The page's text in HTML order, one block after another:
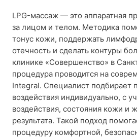
LPG-массаж — это аппаратная
за лицом и телом. Методика
тонус кожи, поддержать
отечность и сделать контуры
клинике «Совершенство» в
процедура проводится на
Integral. Специалист подбирает
воздействия индивидуально, с
воздействия, состояния кожи и
результата. Такой подход
процедуру комфортной,